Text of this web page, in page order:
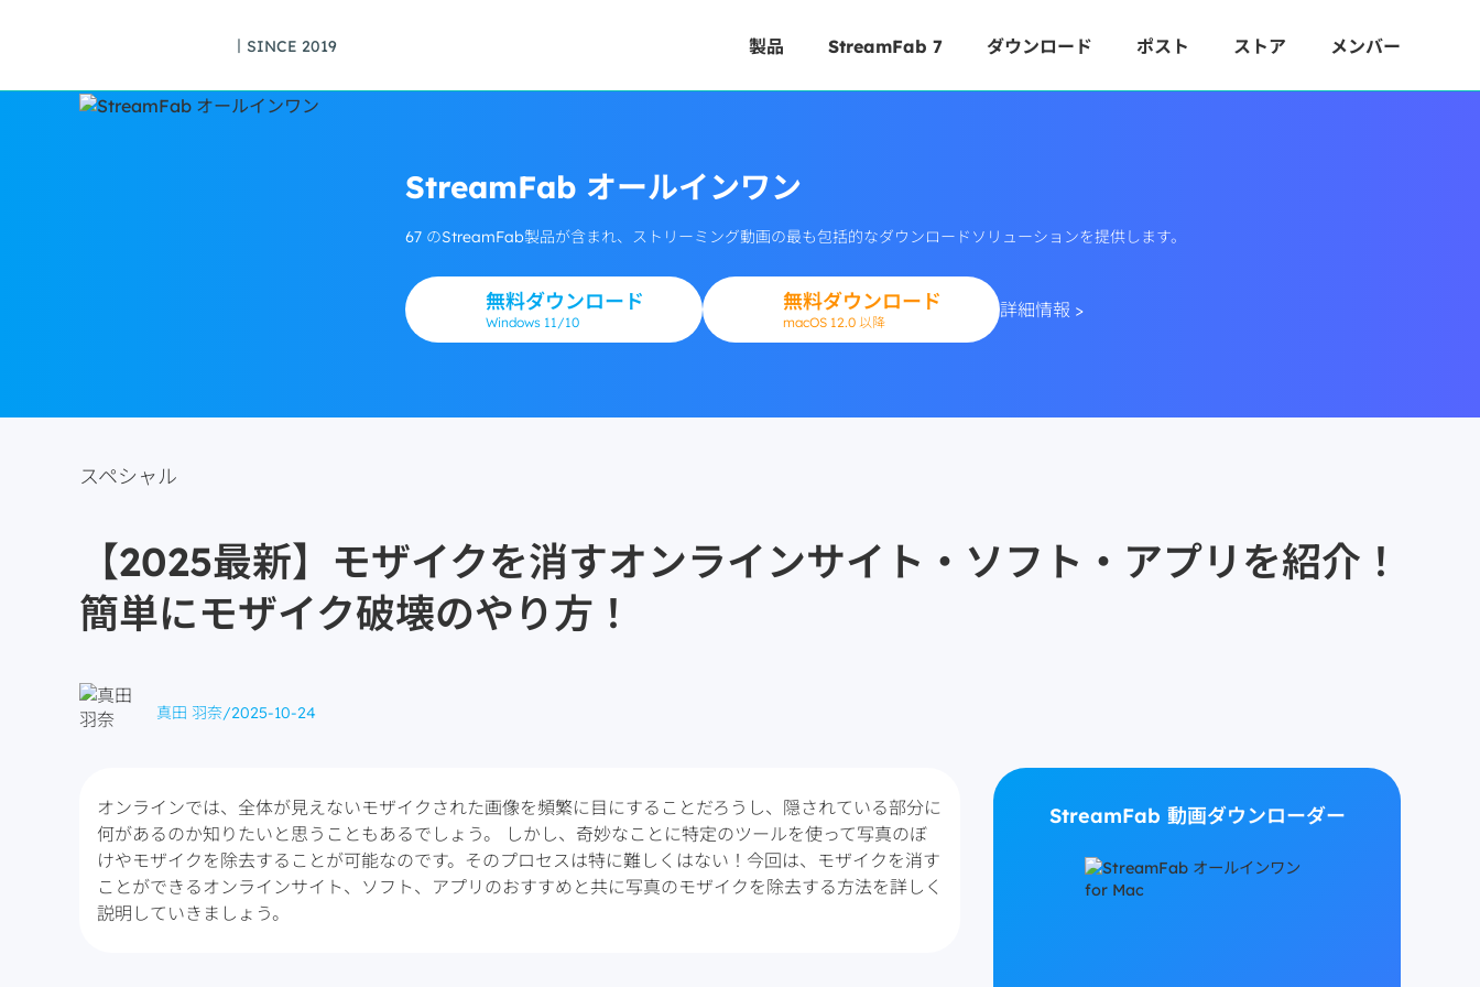
丨SINCE 2019 製品 StreamFab 7 ダウンロード ポスト ストア メンバー
StreamFab オールインワン
67 のStreamFab製品が含まれ、ストリーミング動画の最も包括的なダウンロードソリューションを提供します。
無料ダウンロード
Windows 11/10
無料ダウンロード
macOS 12.0 以降
詳細情報 >
スペシャル
【2025最新】モザイクを消すオンラインサイト・ソフト・アプリを紹介！
簡単にモザイク破壊のやり方！
真田 羽奈/2025-10-24
オンラインでは、全体が見えないモザイクされた画像を頻繁に目にすることだろうし、隠されている部分に
何があるのか知りたいと思うこともあるでしょう。 しかし、奇妙なことに特定のツールを使って写真のぼ
けやモザイクを除去することが可能なのです。そのプロセスは特に難しくはない！今回は、モザイクを消す
ことができるオンラインサイト、ソフト、アプリのおすすめと共に写真のモザイクを除去する方法を詳しく
説明していきましょう。
StreamFab 動画ダウンローダー